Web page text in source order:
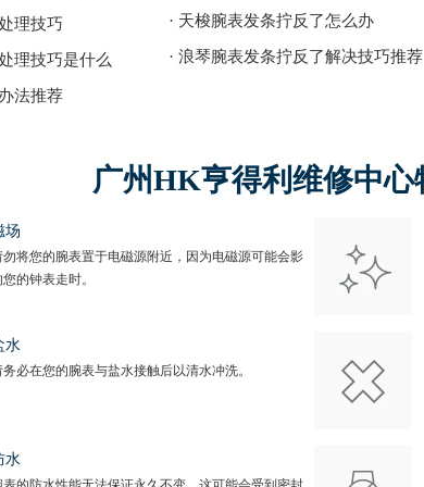
理技巧
理技巧是什么
法推荐
· 天梭腕表发条拧反了怎么办
· 浪琴腕表发条拧反了解决技巧推荐
广州HK亨得利维修中心
场
勿将您的腕表置于电磁源附近，因为电磁源可能会影
您的钟表走时。
水
务必在您的腕表与盐水接触后以清水冲洗。
水